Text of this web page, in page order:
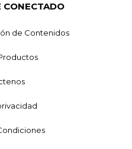
CONECTADO
de Contenidos